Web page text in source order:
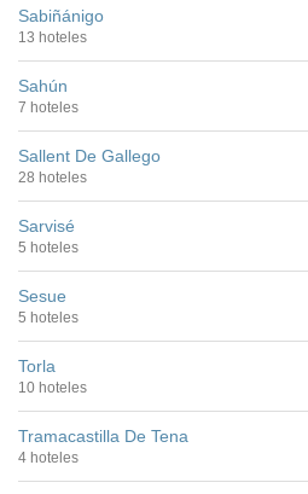
Sabiñánigo
13 hoteles
Sahún
7 hoteles
Sallent De Gallego
28 hoteles
Sarvisé
5 hoteles
Sesue
5 hoteles
Torla
10 hoteles
Tramacastilla De Tena
4 hoteles